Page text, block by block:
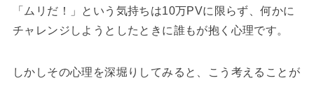
「ムリだ！」という気持ちは10万PVに限らず、何かに
チャレンジしようとしたときに誰もが抱く心理です。
しかしその心理を深堀りしてみると、こう考えることが